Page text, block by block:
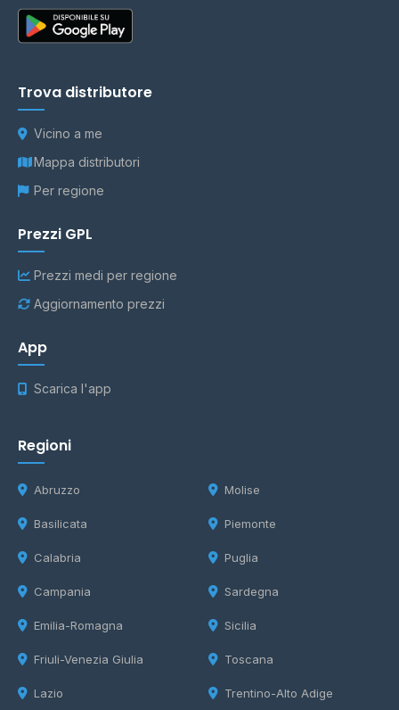
Trova distributore
Vicino a me
Mappa distributori
Per regione
Prezzi GPL
Prezzi medi per regione
Aggiornamento prezzi
App
Scarica l'app
Regioni
Abruzzo
Basilicata
Calabria
Campania
Emilia-Romagna
Friuli-Venezia Giulia
Lazio
Molise
Piemonte
Puglia
Sardegna
Sicilia
Toscana
Trentino-Alto Adige